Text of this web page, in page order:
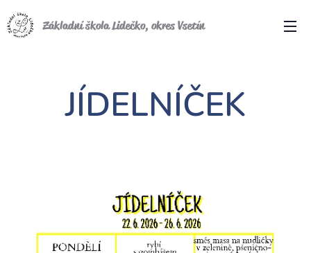
Základní škola Lidečko, okres Vsetín
JÍDELNÍČEK